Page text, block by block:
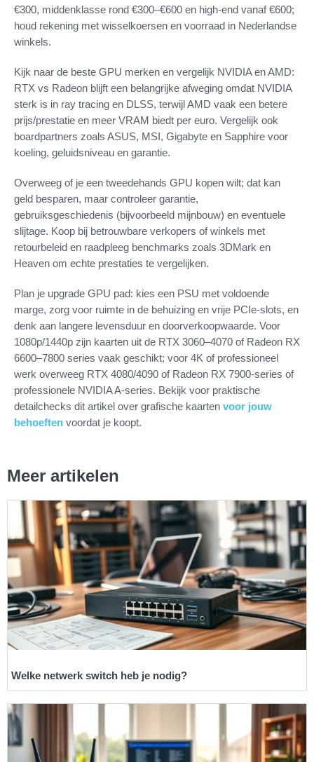
€300, middenklasse rond €300–€600 en high-end vanaf €600;
houd rekening met wisselkoersen en voorraad in Nederlandse
winkels.
Kijk naar de beste GPU merken en vergelijk NVIDIA en AMD:
RTX vs Radeon blijft een belangrijke afweging omdat NVIDIA
sterk is in ray tracing en DLSS, terwijl AMD vaak een betere
prijs/prestatie en meer VRAM biedt per euro. Vergelijk ook
boardpartners zoals ASUS, MSI, Gigabyte en Sapphire voor
koeling, geluidsniveau en garantie.
Overweeg of je een tweedehands GPU kopen wilt; dat kan
geld besparen, maar controleer garantie,
gebruiksgeschiedenis (bijvoorbeeld mijnbouw) en eventuele
slijtage. Koop bij betrouwbare verkopers of winkels met
retourbeleid en raadpleeg benchmarks zoals 3DMark en
Heaven om echte prestaties te vergelijken.
Plan je upgrade GPU pad: kies een PSU met voldoende
marge, zorg voor ruimte in de behuizing en vrije PCIe-slots, en
denk aan langere levensduur en doorverkoopwaarde. Voor
1080p/1440p zijn kaarten uit de RTX 3060–4070 of Radeon RX
6600–7800 series vaak geschikt; voor 4K of professioneel
werk overweeg RTX 4080/4090 of Radeon RX 7900-series of
professionele NVIDIA A-series. Bekijk voor praktische
detailchecks dit artikel over grafische kaarten voor jouw
behoeften voordat je koopt.
Meer artikelen
Welke netwerk switch heb je nodig?